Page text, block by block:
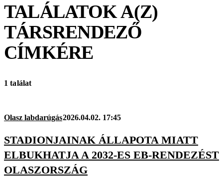
TALÁLATOK A(Z)
TÁRSRENDEZŐ
CÍMKÉRE
1 találat
Olasz labdarúgás2026.04.02. 17:45
STADIONJAINAK ÁLLAPOTA MIATT
ELBUKHATJA A 2032-ES EB-RENDEZÉST
OLASZORSZÁG